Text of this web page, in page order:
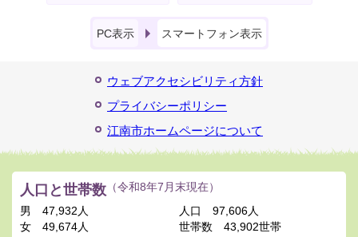
PC表示 スマートフォン表示
ウェブアクセシビリティ方針
プライバシーポリシー
江南市ホームページについて
人口と世帯数 （令和8年7月末現在）
男
47,932人
女
49,674人
人口
97,606人
世帯数
43,902世帯